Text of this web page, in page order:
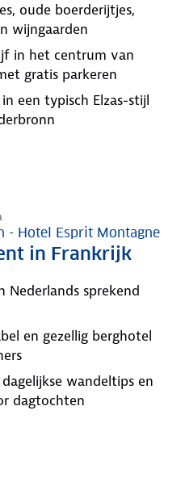
oude boerderijtjes,
wijngaarden
in het centrum van
gratis parkeren
een typisch Elzas-stijl
- Hotel Esprit Montagne
in Frankrijk
Nederlands sprekend
en gezellig berghotel
wandeltips en
dagtochten